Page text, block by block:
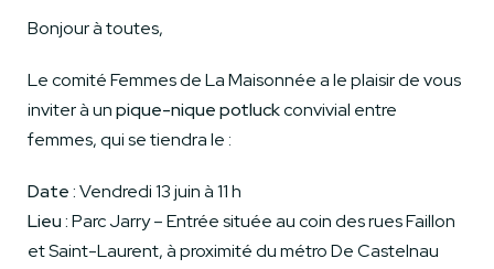
Bonjour à toutes,
Le comité Femmes de La Maisonnée a le plaisir de vous
inviter à unpique-nique potluckconvivial entre
femmes, qui se tiendra le :
Date :Vendredi 13 juin à 11 h
Lieu :Parc Jarry – Entrée située au coin des rues Faillon
et Saint-Laurent, à proximité du métro De Castelnau